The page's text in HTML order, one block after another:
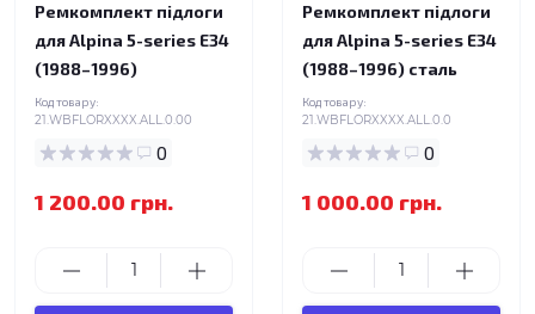
Ремкомплект підлоги
для Alpina 5-series E34
(1988–1996)
Код товару:
21.WBFLORXXXX.ALL.0.00
0
1 200.00 грн.
Ремкомплект підлоги
для Alpina 5-series E34
(1988–1996) сталь
Код товару:
21.WBFLORXXXX.ALL.0.0
0
1 000.00 грн.